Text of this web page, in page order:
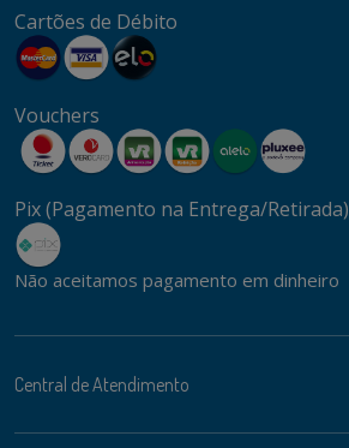
Cartões de Débito
Vouchers
Pix (Pagamento na Entrega/Retirada)
Não aceitamos pagamento em dinheiro
Central de Atendimento